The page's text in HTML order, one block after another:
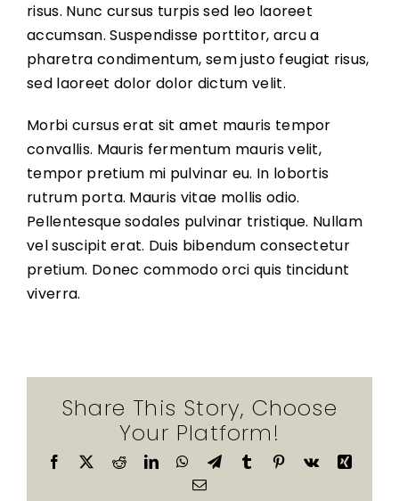
risus. Nunc cursus turpis sed leo laoreet
accumsan. Suspendisse porttitor, arcu a
pharetra condimentum, sem justo feugiat risus,
sed laoreet dolor dolor dictum velit.
Morbi cursus erat sit amet mauris tempor
convallis. Mauris fermentum mauris velit,
tempor pretium mi pulvinar eu. In lobortis
rutrum porta. Mauris vitae mollis odio.
Pellentesque sodales pulvinar tristique. Nullam
vel suscipit erat. Duis bibendum consectetur
pretium. Donec commodo orci quis tincidunt
viverra.
Share This Story, Choose
Your Platform!
Facebook RedditLinkedInWhatsApp
TelegramTumblr Pinterest
Vk
Xing
Email